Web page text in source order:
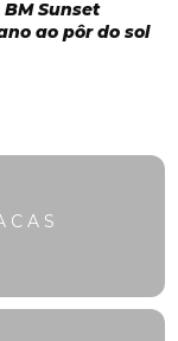
Sunset
ao pôr do sol